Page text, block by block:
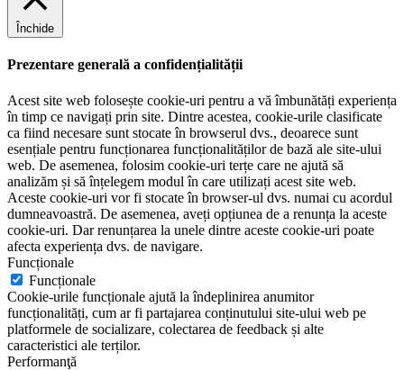
Închide
Prezentare generală a confidențialității
Acest site web folosește cookie-uri pentru a vă îmbunătăți experiența
în timp ce navigați prin site. Dintre acestea, cookie-urile clasificate
ca fiind necesare sunt stocate în browserul dvs., deoarece sunt
esențiale pentru funcționarea funcționalităților de bază ale site-ului
web. De asemenea, folosim cookie-uri terțe care ne ajută să
analizăm și să înțelegem modul în care utilizați acest site web.
Aceste cookie-uri vor fi stocate în browser-ul dvs. numai cu acordul
dumneavoastră. De asemenea, aveți opțiunea de a renunța la aceste
cookie-uri. Dar renunțarea la unele dintre aceste cookie-uri poate
afecta experiența dvs. de navigare.
Funcționale
Funcționale
Cookie-urile funcționale ajută la îndeplinirea anumitor
funcționalități, cum ar fi partajarea conținutului site-ului web pe
platformele de socializare, colectarea de feedback și alte
caracteristici ale terților.
Performanţă